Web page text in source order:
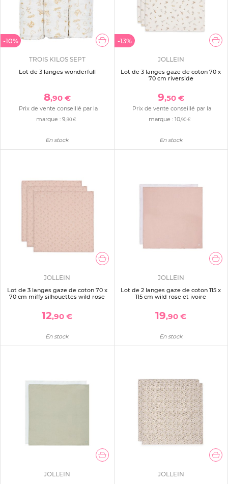
-10%
TROIS KILOS SEPT
Lot de 3 langes wonderfull
8,90 €
Prix de vente conseillé par la
marque : 9,90 €
En stock
-13%
JOLLEIN
Lot de 3 langes gaze de coton 70 x
70 cm riverside
9,50 €
Prix de vente conseillé par la
marque :10,90 €
En stock
JOLLEIN
Lot de 3 langes gaze de coton 70 x
70 cm miffy silhouettes wild rose
12,90 €
En stock
JOLLEIN
Lot de 2 langes gaze de coton 115 x
115 cm wild rose et ivoire
19,90 €
En stock
JOLLEIN JOLLEIN